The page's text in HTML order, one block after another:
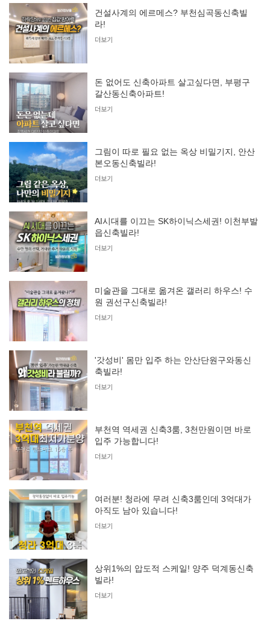
건설사계의 에르메스? 부천심곡동신축빌
라!
더보기
돈 없어도 신축아파트 살고싶다면, 부평구
갈산동신축아파트!
더보기
그림이 따로 필요 없는 옥상 비밀기지, 안산
본오동신축빌라!
더보기
AI시대를 이끄는 SK하이닉스세권! 이천부발
읍신축빌라!
더보기
미술관을 그대로 옮겨온 갤러리 하우스! 수
원 권선구신축빌라!
더보기
'갓성비' 몸만 입주 하는 안산단원구와동신
축빌라!
더보기
부천역 역세권 신축3룸, 3천만원이면 바로
입주 가능합니다!
더보기
여러분! 청라에 무려 신축3룸인데 3억대가
아직도 남아 있습니다!
더보기
상위1%의 압도적 스케일! 양주 덕계동신축
빌라!
더보기